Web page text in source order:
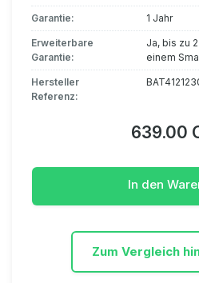
Garantie: 1 Jahr
Erweiterbare
Garantie:
Ja, bis zu
einem
Hersteller
Referenz:
639.00
In den
Zum Vergleich